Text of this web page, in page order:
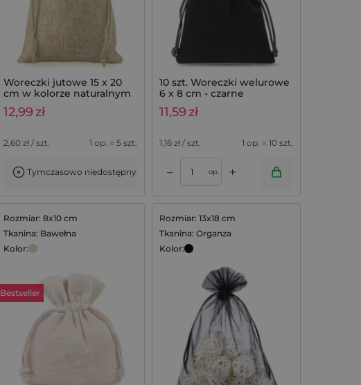
Woreczki jutowe 15 x 20
cm w kolorze naturalnym
(5 szt.)
12,99zł
2,60 zł / szt. 1 op. = 5 szt.
Tymczasowo niedostępny
10 szt. Woreczki welurowe
6 x 8 cm - czarne
11,59zł
1,16 zł / szt. 1 op. = 10 szt.
– op. +
Rozmiar: 8x10 cm
Tkanina: Bawełna
Kolor:
Bestseller
Rozmiar: 13x18 cm
Tkanina: Organza
Kolor: